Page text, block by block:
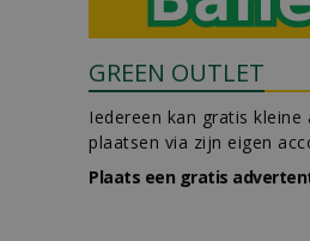
GREEN OUTLET
Iedereen kan gratis kleine
plaatsen via zijn eigen
Plaats een gratis